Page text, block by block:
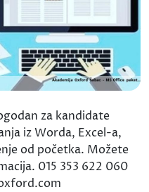
za kandidate
iz Worda, Excel-a,
od početka. Možete
015 353 622 060